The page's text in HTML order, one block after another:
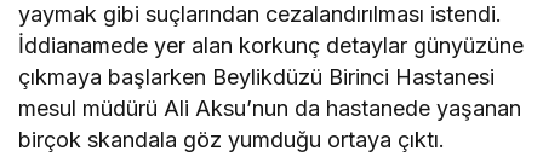
yaymak gibi suçlarından cezalandırılması istendi.
İddianamede yer alan korkunç detaylar günyüzüne
çıkmaya başlarken Beylikdüzü Birinci Hastanesi
mesul müdürü Ali Aksu’nun da hastanede yaşanan
birçok skandala göz yumduğu ortaya çıktı.